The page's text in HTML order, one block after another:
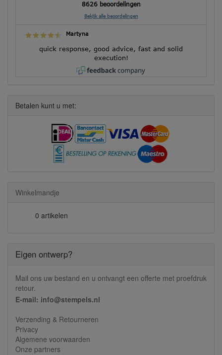
8626 beoordelingen
Bekijk alle beoordelingen
Martyna
quick response, good advice, fast and solid
execution!
Betalen kunt u met:
Winkelmandje
0 artikelen
Eigen ontwerp?
Mail ons uw bestand en u ontvangt een offerte met proefdruk
retour.
E-mail: info@stempels.nl
Verzending & Retourneren
Privacy
Algemene voorwaarden
Onze partners